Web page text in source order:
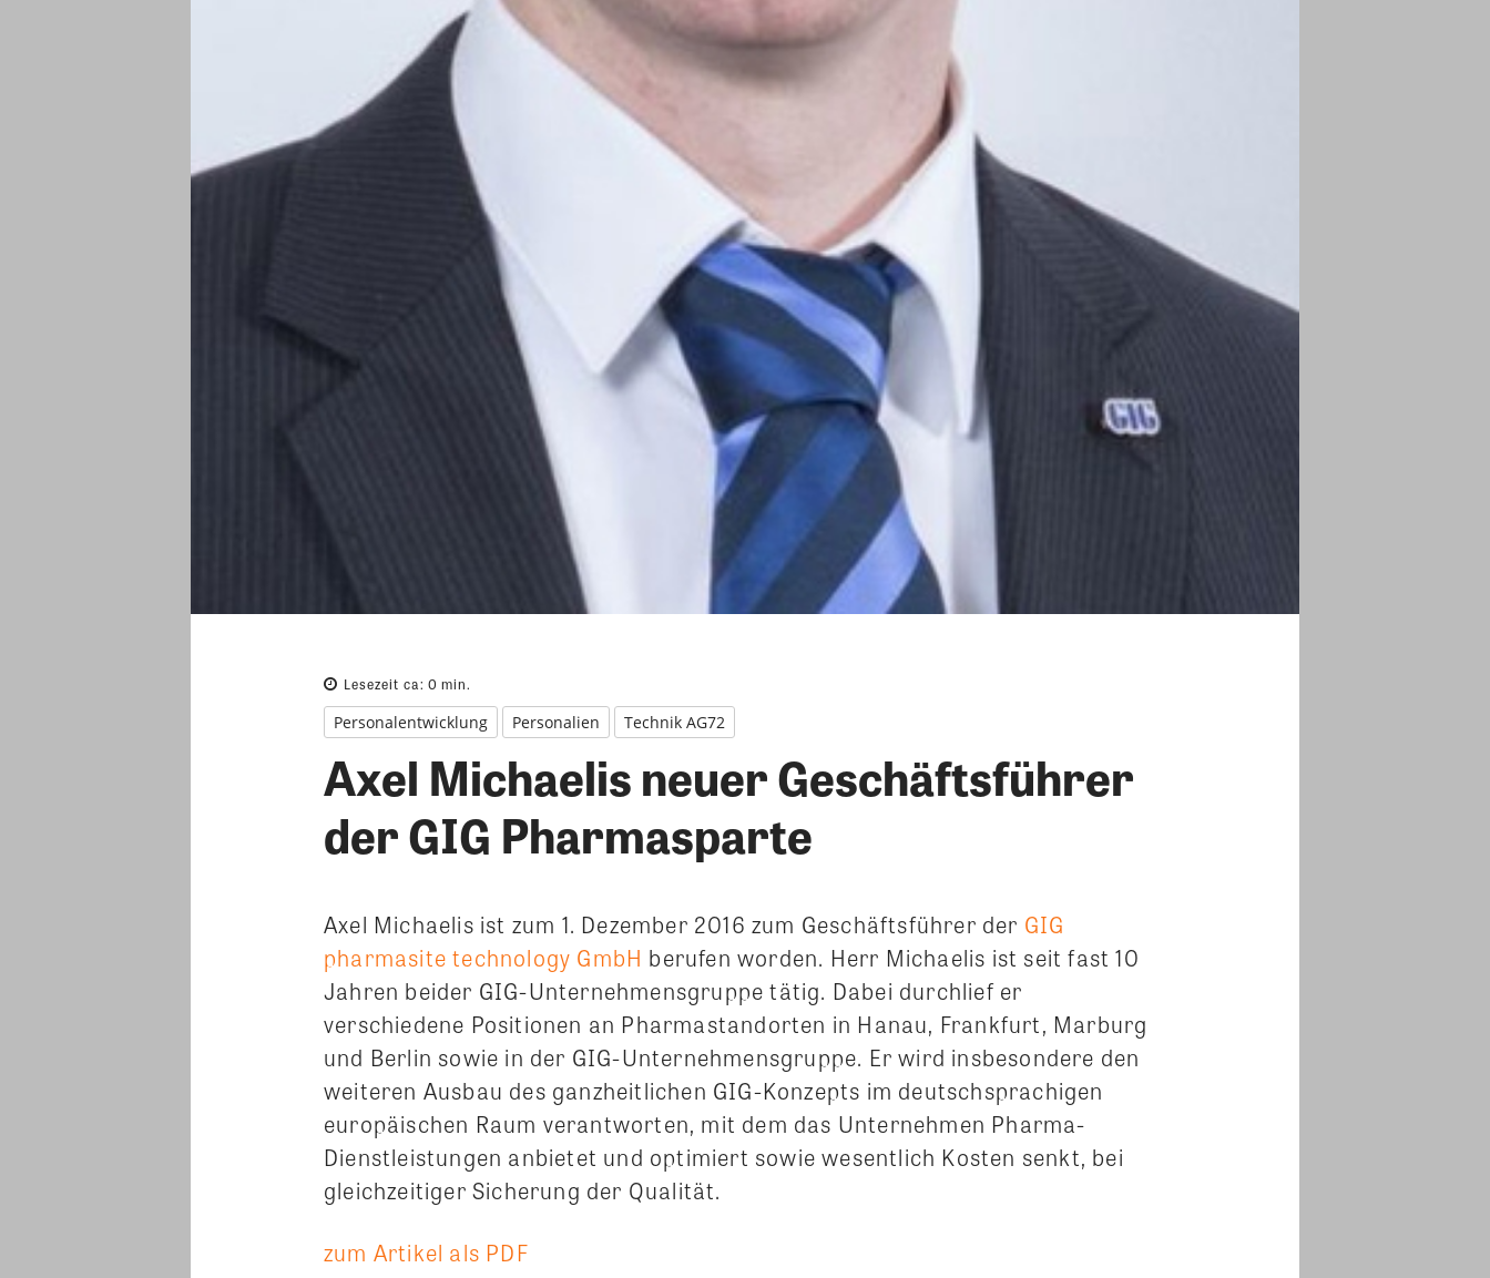
Lesezeit ca: 0 min.
Personalentwicklung Personalien Technik AG72
Axel Michaelis neuer Geschäftsführer
der GIG Pharmasparte
Axel Michaelis ist zum 1. Dezember 2016 zum Geschäftsführer der GIG
pharmasite technology GmbH berufen worden. Herr Michaelis ist seit fast 10
Jahren beider GIG-Unternehmensgruppe tätig. Dabei durchlief er
verschiedene Positionen an Pharmastandorten in Hanau, Frankfurt, Marburg
und Berlin sowie in der GIG-Unternehmensgruppe. Er wird insbesondere den
weiteren Ausbau des ganzheitlichen GIG-Konzepts im deutschsprachigen
europäischen Raum verantworten, mit dem das Unternehmen Pharma-
Dienstleistungen anbietet und optimiert sowie wesentlich Kosten senkt, bei
gleichzeitiger Sicherung der Qualität.
zum Artikel als PDF